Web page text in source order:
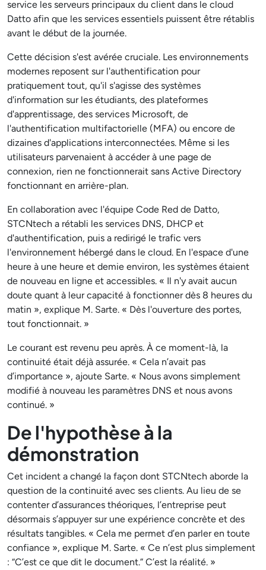
service les serveurs principaux du client dans le cloud
Datto afin que les services essentiels puissent être rétablis
avant le début de la journée.
Cette décision s'est avérée cruciale. Les environnements
modernes reposent sur l'authentification pour
pratiquement tout, qu'il s'agisse des systèmes
d'information sur les étudiants, des plateformes
d'apprentissage, des services Microsoft, de
l'authentification multifactorielle (MFA) ou encore de
dizaines d'applications interconnectées. Même si les
utilisateurs parvenaient à accéder à une page de
connexion, rien ne fonctionnerait sans Active Directory
fonctionnant en arrière-plan.
En collaboration avec l'équipe Code Red de Datto,
STCNtech a rétabli les services DNS, DHCP et
d'authentification, puis a redirigé le trafic vers
l'environnement hébergé dans le cloud. En l'espace d'une
heure à une heure et demie environ, les systèmes étaient
de nouveau en ligne et accessibles. « Il n'y avait aucun
doute quant à leur capacité à fonctionner dès 8 heures du
matin », explique M. Sarte. « Dès l'ouverture des portes,
tout fonctionnait. »
Le courant est revenu peu après. À ce moment-là, la
continuité était déjà assurée. « Cela n’avait pas
d’importance », ajoute Sarte. « Nous avons simplement
modifié à nouveau les paramètres DNS et nous avons
continué. »
De l'hypothèse à la
démonstration
Cet incident a changé la façon dont STCNtech aborde la
question de la continuité avec ses clients. Au lieu de se
contenter d’assurances théoriques, l’entreprise peut
désormais s’appuyer sur une expérience concrète et des
résultats tangibles. « Cela me permet d’en parler en toute
confiance », explique M. Sarte. « Ce n’est plus simplement
: “C’est ce que dit le document.” C’est la réalité. »